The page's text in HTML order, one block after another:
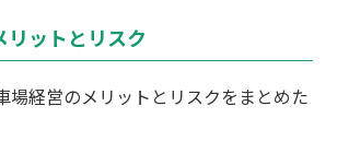
ットとリスク
場経営のメリットとリスクをまとめた